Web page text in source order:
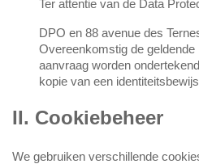
Ter attentie van de Data
DPO en 88 avenue des
Overeenkomstig de
aanvraag worden
kopie van een
II. Cookiebeheer
We gebruiken verschillende